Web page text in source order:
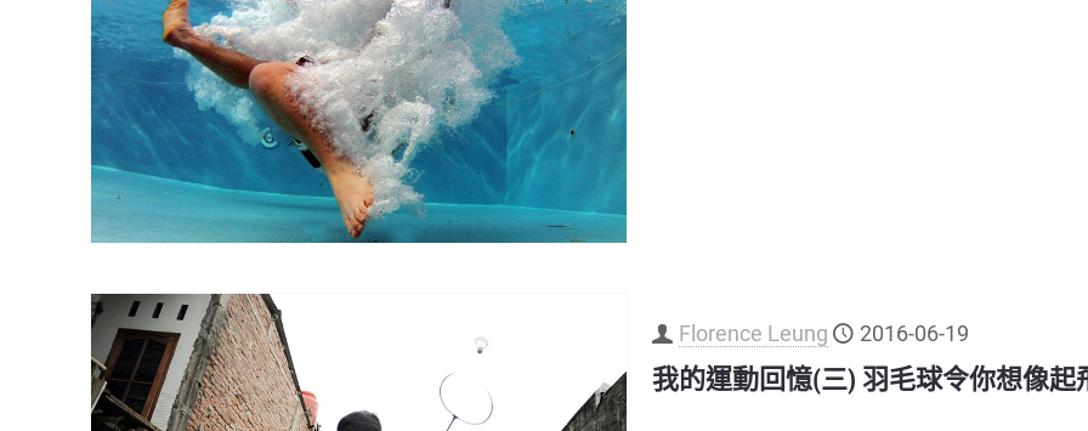
Florence Leung 2016-06-19
我的運動回憶(三) 羽毛球令你想像起